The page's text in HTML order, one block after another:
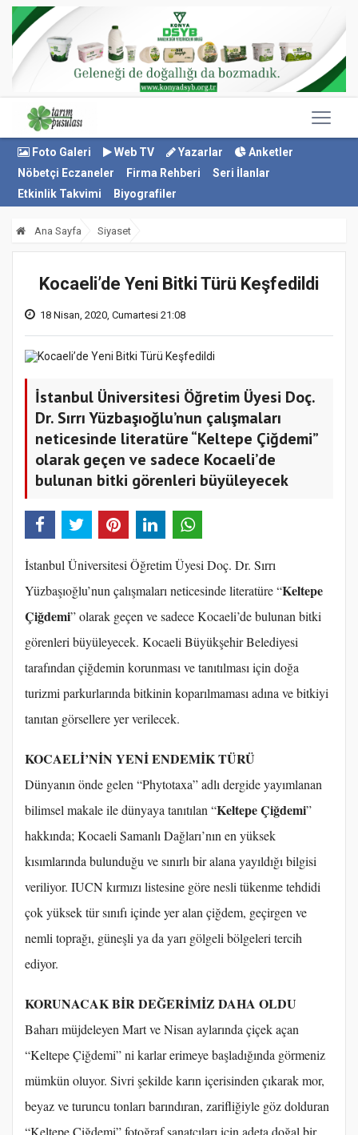
Foto Galeri Web TV Yazarlar
Anketler
Nöbetçi Eczaneler
Firma Rehberi
Seri İlanlar
Etkinlik Takvimi
Biyografiler
Ana Sayfa Siyaset
Kocaeli’de Yeni Bitki Türü Keşfedildi
18 Nisan, 2020, Cumartesi 21:08
İstanbul Üniversitesi Öğretim Üyesi Doç.
Dr. Sırrı Yüzbaşıoğlu’nun çalışmaları
neticesinde literatüre “Keltepe Çiğdemi”
olarak geçen ve sadece Kocaeli’de
bulunan bitki görenleri büyüleyecek
İstanbul Üniversitesi Öğretim Üyesi Doç. Dr. Sırrı
Yüzbaşıoğlu’nun çalışmaları neticesinde literatüre “Keltepe
Çiğdemi” olarak geçen ve sadece Kocaeli’de bulunan bitki
görenleri büyüleyecek. Kocaeli Büyükşehir Belediyesi
tarafından çiğdemin korunması ve tanıtılması için doğa
turizmi parkurlarında bitkinin koparılmaması adına ve bitkiyi
tanıtan görsellere yer verilecek.
KOCAELİ’NİN YENİ ENDEMİK TÜRÜ
Dünyanın önde gelen “Phytotaxa” adlı dergide yayımlanan
bilimsel makale ile dünyaya tanıtılan “Keltepe Çiğdemi”
hakkında; Kocaeli Samanlı Dağları’nın en yüksek
kısımlarında bulunduğu ve sınırlı bir alana yayıldığı bilgisi
veriliyor. IUCN kırmızı listesine göre nesli tükenme tehdidi
çok yüksek tür sınıfı içinde yer alan çiğdem, geçirgen ve
nemli toprağı, güneşli ya da yarı gölgeli bölgeleri tercih
ediyor.
KORUNACAK BİR DEĞERİMİZ DAHA OLDU
Baharı müjdeleyen Mart ve Nisan aylarında çiçek açan
“Keltepe Çiğdemi” ni karlar erimeye başladığında görmeniz
mümkün oluyor. Sivri şekilde karın içerisinden çıkarak mor,
beyaz ve turuncu tonları barındıran, zarifliğiyle göz dolduran